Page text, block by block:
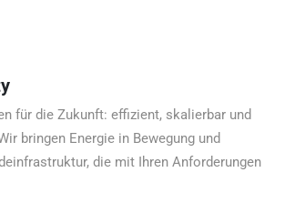
für die Zukunft: effizient, skalierbar und
bringen Energie in Bewegung und
die mit Ihren Anforderungen